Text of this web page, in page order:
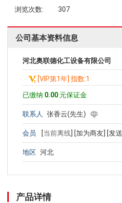
浏览次数: 307
公司基本资料信息
河北奥联德化工设备有限公司
[VIP第1年] 指数:1
已缴纳 0.00 元保证金
联系人 张香云(先生)
会员 [当前离线 [加为商友] [发
地区 河北
产品详情